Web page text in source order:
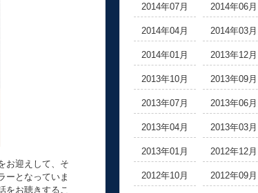
お迎えして、そ
ーとなっていま
をお聴きするこ
2014年07月 2014年06月
2014年04月 2014年03月
2014年01月 2013年12月
2013年10月 2013年09月
2013年07月 2013年06月
2013年04月 2013年03月
2013年01月 2012年12月
2012年10月 2012年09月